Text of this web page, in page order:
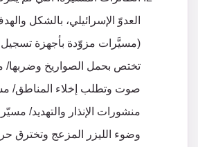
العدوّ الإسرائيلي، بالشكل
(مسيَّرات مزوّدة بأجهزة
تختص بحمل الصواريخ وضربها/
صوت وتطلب إخلاء المناطق/
منشورات الإنذار والتهديد/
وضوء الليزر المزعج وتخترق